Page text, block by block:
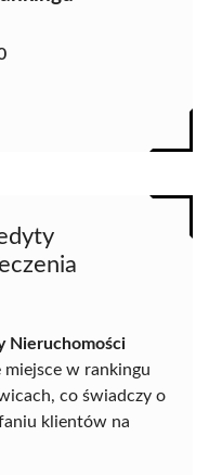
Nieruchomości
w rankingu
co świadczy o
klientów na